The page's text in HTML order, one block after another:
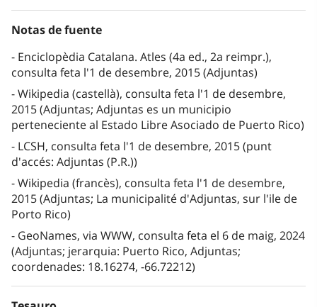
Notas de fuente
Enciclopèdia Catalana. Atles (4a ed., 2a reimpr.),
consulta feta l'1 de desembre, 2015 (Adjuntas)
Wikipedia (castellà), consulta feta l'1 de desembre,
2015 (Adjuntas; Adjuntas es un municipio
perteneciente al Estado Libre Asociado de Puerto Rico)
LCSH, consulta feta l'1 de desembre, 2015 (punt
d'accés: Adjuntas (P.R.))
Wikipedia (francès), consulta feta l'1 de desembre,
2015 (Adjuntas; La municipalité d'Adjuntas, sur l'ile de
Porto Rico)
GeoNames, via WWW, consulta feta el 6 de maig, 2024
(Adjuntas; jerarquia: Puerto Rico, Adjuntas;
coordenades: 18.16274, -66.72212)